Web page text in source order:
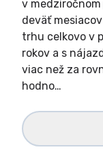
v
deväť
trhu celkovo v
rokov a s
viac než za
hodno…